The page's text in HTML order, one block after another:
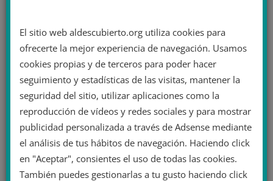
El sitio web aldescubierto.org utiliza cookies para
ofrecerte la mejor experiencia de navegación. Usamos
cookies propias y de terceros para poder hacer
seguimiento y estadísticas de las visitas, mantener la
seguridad del sitio, utilizar aplicaciones como la
reproducción de vídeos y redes sociales y para mostrar
publicidad personalizada a través de Adsense mediante
el análisis de tus hábitos de navegación. Haciendo click
en "Aceptar", consientes el uso de todas las cookies.
También puedes gestionarlas a tu gusto haciendo click